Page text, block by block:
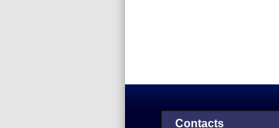
Contacts